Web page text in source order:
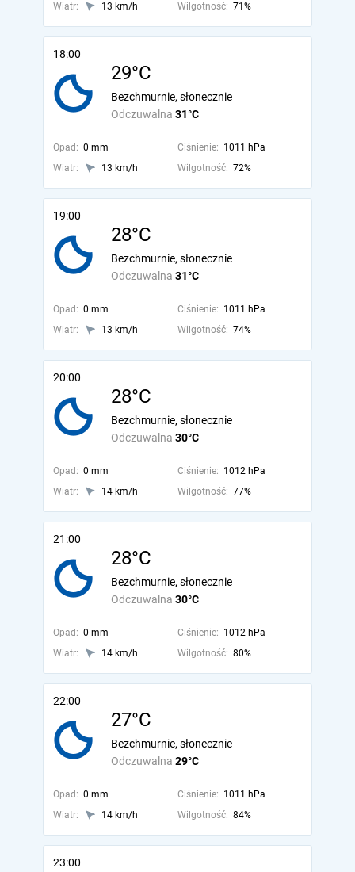
Wiatr:
13 km/h Wilgotność: 71%
18:00
29°C
Odczuwalna 31°C
Bezchmurnie, słonecznie
Opad: 0 mm Ciśnienie: 1011 hPa
Wiatr:
13 km/h Wilgotność: 72%
19:00
28°C
Odczuwalna 31°C
Bezchmurnie, słonecznie
Opad: 0 mm Ciśnienie: 1011 hPa
Wiatr:
13 km/h Wilgotność: 74%
20:00
28°C
Odczuwalna 30°C
Bezchmurnie, słonecznie
Opad: 0 mm Ciśnienie: 1012 hPa
Wiatr:
14 km/h Wilgotność: 77%
21:00
28°C
Odczuwalna 30°C
Bezchmurnie, słonecznie
Opad: 0 mm Ciśnienie: 1012 hPa
Wiatr:
14 km/h Wilgotność: 80%
22:00
27°C
Odczuwalna 29°C
Bezchmurnie, słonecznie
Opad: 0 mm Ciśnienie: 1011 hPa
Wiatr:
14 km/h Wilgotność: 84%
23:00